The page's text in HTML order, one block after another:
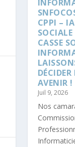
CPPI –
SOCIALE
CASSE
AVENIR !
Juil 9, 2026
Nos